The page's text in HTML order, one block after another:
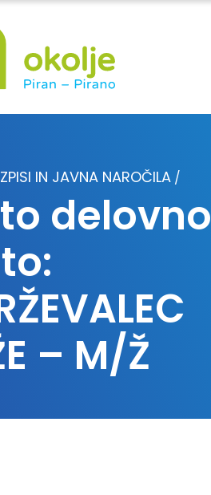
IN JAVNA NAROČILA /
delovno
– M/Ž